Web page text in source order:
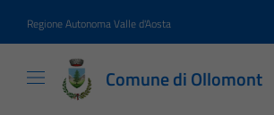
Regione Autonoma Valle d'Aosta
Comune di Ollomont